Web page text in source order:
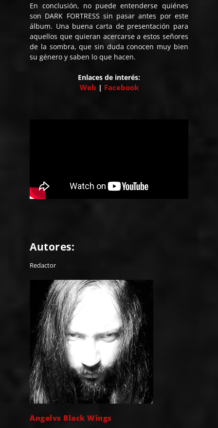
En conclusión, no puede entenderse quiénes
son DARK FORTRESS sin pasar antes por este
álbum. Una buena carta de presentación para
aquellos que quieran acercarse a estos señores
de la sombra, que sin duda conocen muy bien
su género y saben lo que hacen.
Enlaces de interés:
Web | Facebook
Autores:
Redactor
Angelvs Black Wings